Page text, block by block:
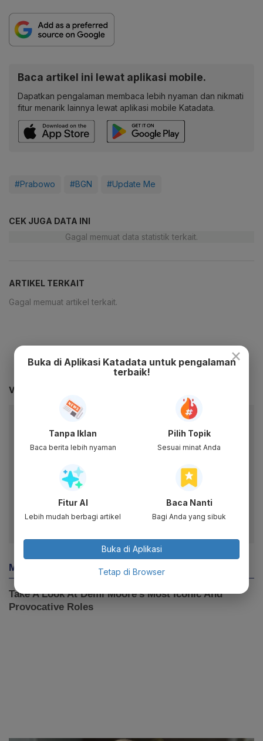
Baca artikel ini lewat aplikasi mobile.
Dapatkan pengalaman membaca lebih nyaman dan nikmati
fitur menarik lainnya lewat aplikasi mobile Katadata.
#Prabowo #BGN #Update Me
CEK JUGA DATA INI
Gagal memuat data statistik terkait.
ARTIKEL TERKAIT
Gagal memuat artikel terkait.
VIDEO PILIHAN
Gagal memuat video terkait.
×
Buka di Aplikasi Katadata untuk pengalaman
terbaik!
Tanpa Iklan
Baca berita lebih nyaman
Pilih Topik
Sesuai minat Anda
Fitur AI
Lebih mudah berbagi artikel
Baca Nanti
Bagi Anda yang sibuk
Buka di Aplikasi
Tetap di Browser